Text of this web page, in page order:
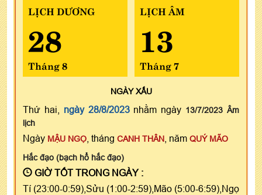
LỊCH DƯƠNG
28
Tháng 8
LỊCH ÂM
13
Tháng 7
NGÀYXẤU
Thứ hai, ngày 28/8/2023nhằm ngày 13/7/2023 Âm
lịch
Ngày MẬU NGỌ , tháng CANH THÂN , năm QUÝ MÃO
Hắc đạo (bạch hổ hắc đạo)
GIỜ TỐT TRONG NGÀY :
Tí (23:00-0:59),Sửu (1:00-2:59),Mão (5:00-6:59),Ngọ